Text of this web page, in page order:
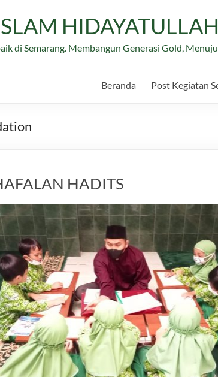
HIDAYATULLAH
di Semarang. Membangun Generasi Gold,
Beranda Post Kegiatan
HADITS